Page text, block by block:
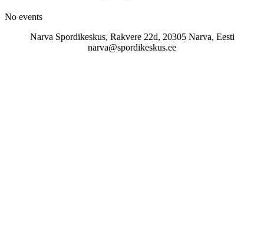
No events
Narva Spordikeskus, Rakvere 22d, 20305 Narva, Eesti
narva@spordikeskus.ee